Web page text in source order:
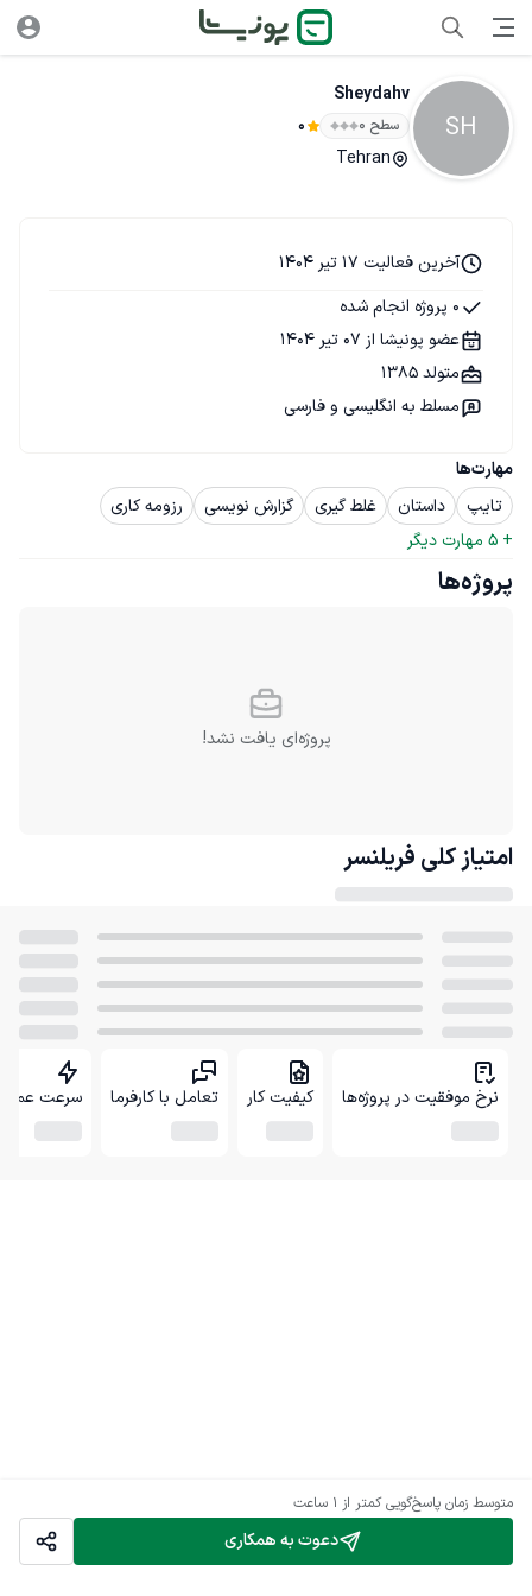
SH
Sheydahv
سطح ۰ 0
Tehran
دعوت به همکاری
متوسط زمان پاسخ‌گویی کمتر از 1 ساعت
مهارت‌ها
تایپ
داستان غلط گیری گزارش نویسی
رزومه کاری
+
5 مهارت دیگر
آخرین فعالیت 17 تیر 1404
0 پروژه انجام شده
عضو پونیشا از 07 تیر 1404
متولد 1385
مسلط به انگلیسی و فارسی
پروژه‌ها
پروژه‌ای یافت نشد!
امتیاز کلی فریلنسر
نرخ موفقیت در پروژه‌ها کیفیت کار تعامل با کارفرما سرعت عمل